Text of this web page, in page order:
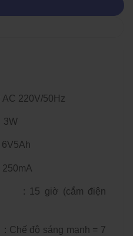
220V/50Hz
: 15 giờ (cắm điện
độ sáng mạnh = 7